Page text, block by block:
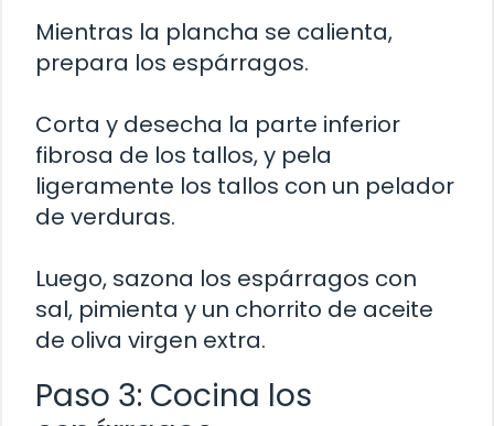
Mientras la plancha se calienta,
prepara los espárragos.
Corta y desecha la parte inferior
fibrosa de los tallos, y pela
ligeramente los tallos con un pelador
de verduras.
Luego, sazona los espárragos con
sal, pimienta y un chorrito de aceite
de oliva virgen extra.
Paso 3: Cocina los